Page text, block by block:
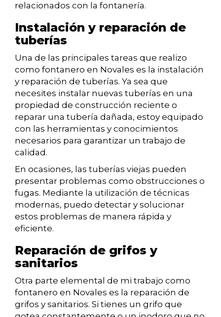
relacionados con la fontanería.
Instalación y reparación de
tuberías
Una de las principales tareas que realizo
como fontanero en Novales es la instalación
y reparación de tuberías. Ya sea que
necesites instalar nuevas tuberías en una
propiedad de construcción reciente o
reparar una tubería dañada, estoy equipado
con las herramientas y conocimientos
necesarios para garantizar un trabajo de
calidad.
En ocasiones, las tuberías viejas pueden
presentar problemas como obstrucciones o
fugas. Mediante la utilización de técnicas
modernas, puedo detectar y solucionar
estos problemas de manera rápida y
eficiente.
Reparación de grifos y
sanitarios
Otra parte elemental de mi trabajo como
fontanero en Novales es la reparación de
grifos y sanitarios. Si tienes un grifo que